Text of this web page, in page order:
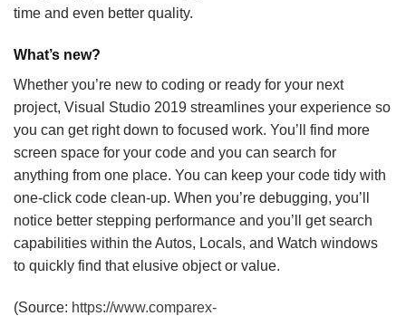
time and even better quality.
What’s new?
Whether you’re new to coding or ready for your next
project, Visual Studio 2019 streamlines your experience so
you can get right down to focused work. You’ll find more
screen space for your code and you can search for
anything from one place. You can keep your code tidy with
one-click code clean-up. When you’re debugging, you’ll
notice better stepping performance and you’ll get search
capabilities within the Autos, Locals, and Watch windows
to quickly find that elusive object or value.
(Source: https://www.comparex-